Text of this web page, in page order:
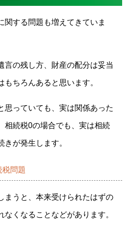
関する問題も増えてきていま
言の残し方、財産の配分は妥当
ちろんあると思います。
思っていても、実は関係あった
相続税0の場合でも、実は相続
が発生します。
問題
まうと、本来受けられたはずの
なくなることなどがあります。